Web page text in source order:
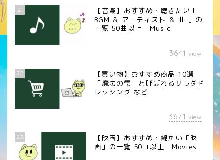
21
【音楽】おすすめ・聴きたい「
BGM ＆ アーティスト ＆ 曲 」の
一覧 50曲以上 Music
3641 view
22
【買い物】おすすめ商品 10選
「魔法の雫」と呼ばれるサラダド
レッシング など
3671 view
23
【映画】おすすめ・観たい「映
画」の一覧 50コ以上 Movies